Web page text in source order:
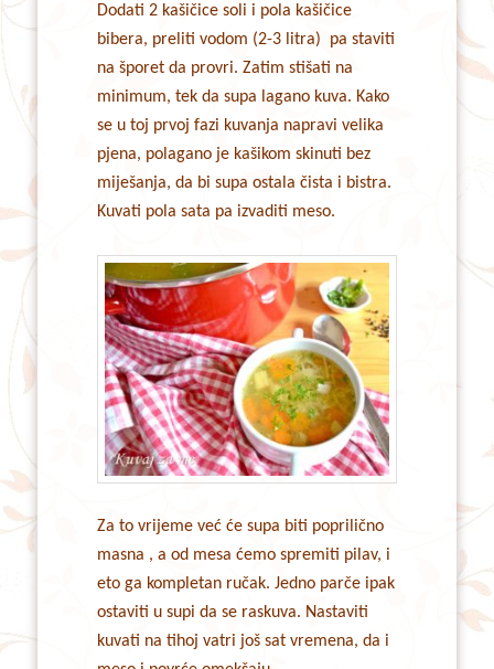
Dodati 2 kašičice soli i pola kašičice
bibera, preliti vodom (2-3 litra) pa staviti
na šporet da provri. Zatim stišati na
minimum, tek da supa lagano kuva. Kako
se u toj prvoj fazi kuvanja napravi velika
pjena, polagano je kašikom skinuti bez
miješanja, da bi supa ostala čista i bistra.
Kuvati pola sata pa izvaditi meso.
Za to vrijeme već će supa biti poprilično
masna , a od mesa ćemo spremiti pilav, i
eto ga kompletan ručak. Jedno parče ipak
ostaviti u supi da se raskuva. Nastaviti
kuvati na tihoj vatri još sat vremena, da i